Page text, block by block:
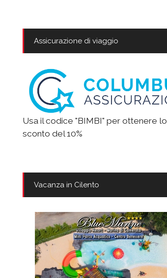
Assicurazione di viaggio
Usa il codice "BIMBI" per ottenere lo
sconto del 10%
Vacanza in Cilento